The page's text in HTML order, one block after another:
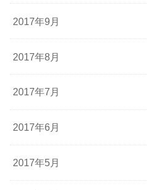
2017年9月
2017年8月
2017年7月
2017年6月
2017年5月